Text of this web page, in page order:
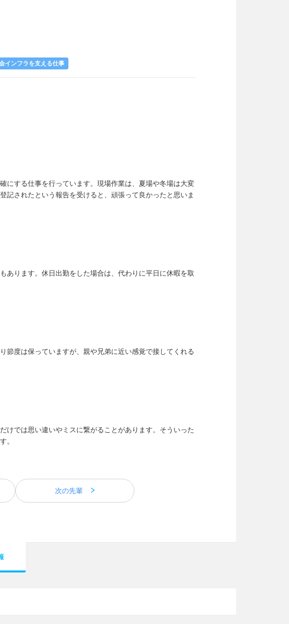
インフラを支える仕事
にする仕事を行っています。現場作業は、夏場や冬場は大変
記されたという報告を受けると、頑張って良かったと思いま
あります。休日出勤をした場合は、代わりに平日に休暇を取
節度は保っていますが、親や兄弟に近い感覚で接してくれる
けでは思い違いやミスに繋がることがあります。そういった
。
次の先輩